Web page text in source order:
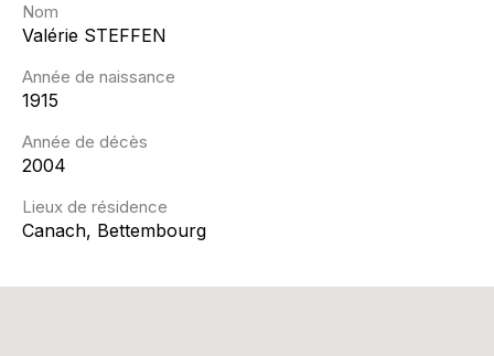
Nom
Valérie STEFFEN
Année de naissance
1915
Année de décès
2004
Lieux de résidence
Canach, Bettembourg